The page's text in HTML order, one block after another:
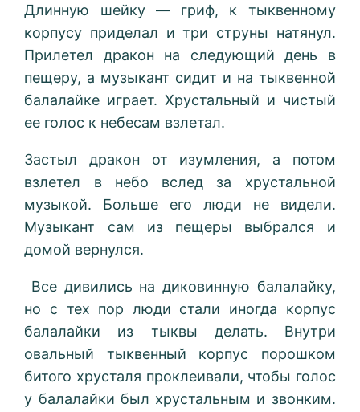
Длинную шейку — гриф, к тыквенному
корпусу приделал и три струны натянул.
Прилетел дракон на следующий день в
пещеру, а музыкант сидит и на тыквенной
балалайке играет. Хрустальный и чистый
ее голос к небесам взлетал.
Застыл дракон от изумления, а потом
взлетел в небо вслед за хрустальной
музыкой. Больше его люди не видели.
Музыкант сам из пещеры выбрался и
домой вернулся.
Все дивились на диковинную балалайку,
но с тех пор люди стали иногда корпус
балалайки из тыквы делать. Внутри
овальный тыквенный корпус порошком
битого хрусталя проклеивали, чтобы голос
у балалайки был хрустальным и звонким.